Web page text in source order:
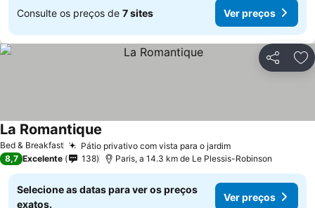
Consulte os preços de 7 sites Ver preços
Partilhar
Bed & Breakfast Pátio privativo com vista para o jardim
La Romantique
8,7 Excelente 138 Paris, a 14.3 km de Le Plessis-Robinson
Selecione as datas para ver os preços
exatos.
Ver preços